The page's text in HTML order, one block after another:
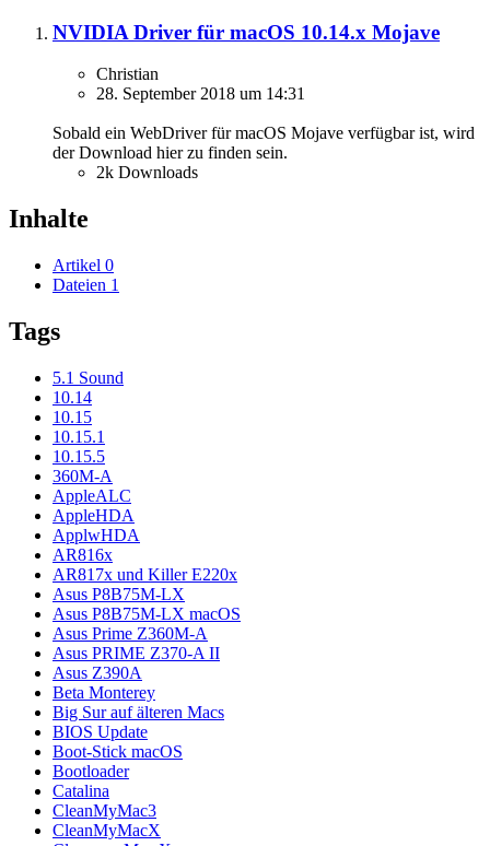
NVIDIA Driver für macOS 10.14.x Mojave
Christian
28. September 2018 um 14:31
Sobald ein WebDriver für macOS Mojave verfügbar ist, wird
der Download hier zu finden sein.
2k Downloads
Inhalte
Artikel 0
Dateien 1
Tags
5.1 Sound
10.14
10.15
10.15.1
10.15.5
360M-A
AppleALC
AppleHDA
ApplwHDA
AR816x
AR817x und Killer E220x
Asus P8B75M-LX
Asus P8B75M-LX macOS
Asus Prime Z360M-A
Asus PRIME Z370-A II
Asus Z390A
Beta Monterey
Big Sur auf älteren Macs
BIOS Update
Boot-Stick macOS
Bootloader
Catalina
CleanMyMac3
CleanMyMacX